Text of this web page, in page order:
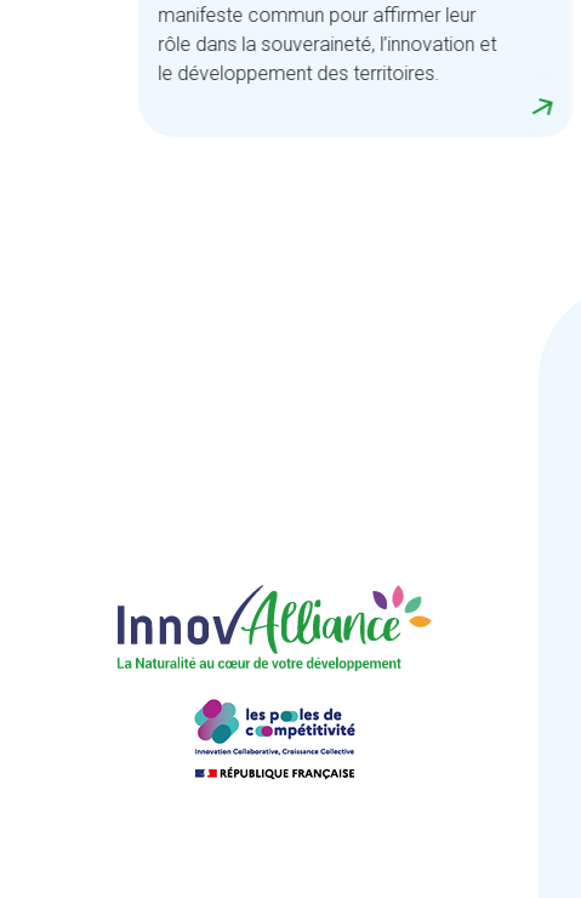
manifeste commun pour affirmer leur
rôle dans la souveraineté, l’innovation et
le développement des territoires.